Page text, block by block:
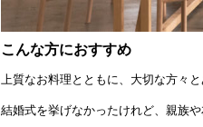
こんな方におすすめ
上質なお料理とともに、大切な方々
結婚式を挙げなかったけれど、親族